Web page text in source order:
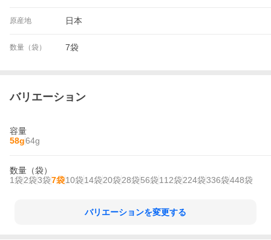
原産地 日本
数量（袋） 7袋
バリエーション
容量
58g64g
数量（袋）
1袋2袋3袋7袋10袋14袋20袋28袋56袋112袋224袋336袋448袋
バリエーションを変更する